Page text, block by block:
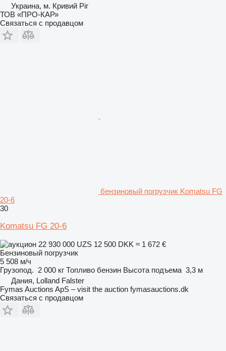
Украина, м. Кривий Ріг
ТОВ «ПРО-КАР»
Связаться с продавцом
бензиновый погрузчик Komatsu FG
20-6
30
Komatsu FG 20-6
22 930 000 UZS 12 500 DKK ≈ 1 672 €
Бензиновый погрузчик
5 508 м/ч
Грузопод. 2 000 кг Топливо бензин Высота подъема 3,3 м
Дания, Lolland Falster
Fymas Auctions ApS – visit the auction fymasauctions.dk
Связаться с продавцом